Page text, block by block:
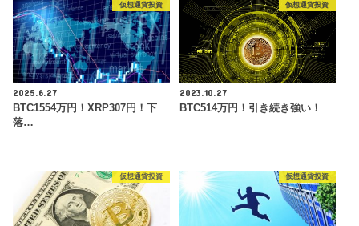
仮想通貨投資
2025.6.27
BTC1554万円！XRP307円！下
落…
仮想通貨投資
2023.10.27
BTC514万円！引き続き強い！
仮想通貨投資 仮想通貨投資